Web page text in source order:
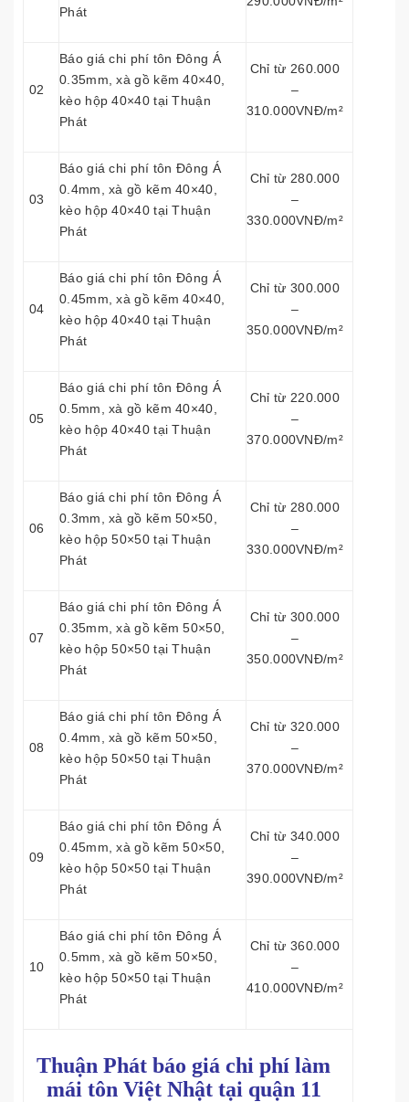
Phát
02
Báo giá chi phí tôn Đông Á
0.35mm, xà gồ kẽm 40×40,
kèo hộp 40×40 tại Thuận
Phát
Chỉ từ 260.000
–
310.000VNĐ/m²
03
Báo giá chi phí tôn Đông Á
0.4mm, xà gồ kẽm 40×40,
kèo hộp 40×40 tại Thuận
Phát
Chỉ từ 280.000
–
330.000VNĐ/m²
04
Báo giá chi phí tôn Đông Á
0.45mm, xà gồ kẽm 40×40,
kèo hộp 40×40 tại Thuận
Phát
Chỉ từ 300.000
–
350.000VNĐ/m²
05
Báo giá chi phí tôn Đông Á
0.5mm, xà gồ kẽm 40×40,
kèo hộp 40×40 tại Thuận
Phát
Chỉ từ 220.000
–
370.000VNĐ/m²
06
Báo giá chi phí tôn Đông Á
0.3mm, xà gồ kẽm 50×50,
kèo hộp 50×50 tại Thuận
Phát
Chỉ từ 280.000
–
330.000VNĐ/m²
07
Báo giá chi phí tôn Đông Á
0.35mm, xà gồ kẽm 50×50,
kèo hộp 50×50 tại Thuận
Phát
Chỉ từ 300.000
–
350.000VNĐ/m²
08
Báo giá chi phí tôn Đông Á
0.4mm, xà gồ kẽm 50×50,
kèo hộp 50×50 tại Thuận
Phát
Chỉ từ 320.000
–
370.000VNĐ/m²
09
Báo giá chi phí tôn Đông Á
0.45mm, xà gồ kẽm 50×50,
kèo hộp 50×50 tại Thuận
Phát
Chỉ từ 340.000
–
390.000VNĐ/m²
10
Báo giá chi phí tôn Đông Á
0.5mm, xà gồ kẽm 50×50,
kèo hộp 50×50 tại Thuận
Phát
Chỉ từ 360.000
–
410.000VNĐ/m²
Thuận Phát báo giá chi phí làm
mái tôn Việt Nhật tại quận 11